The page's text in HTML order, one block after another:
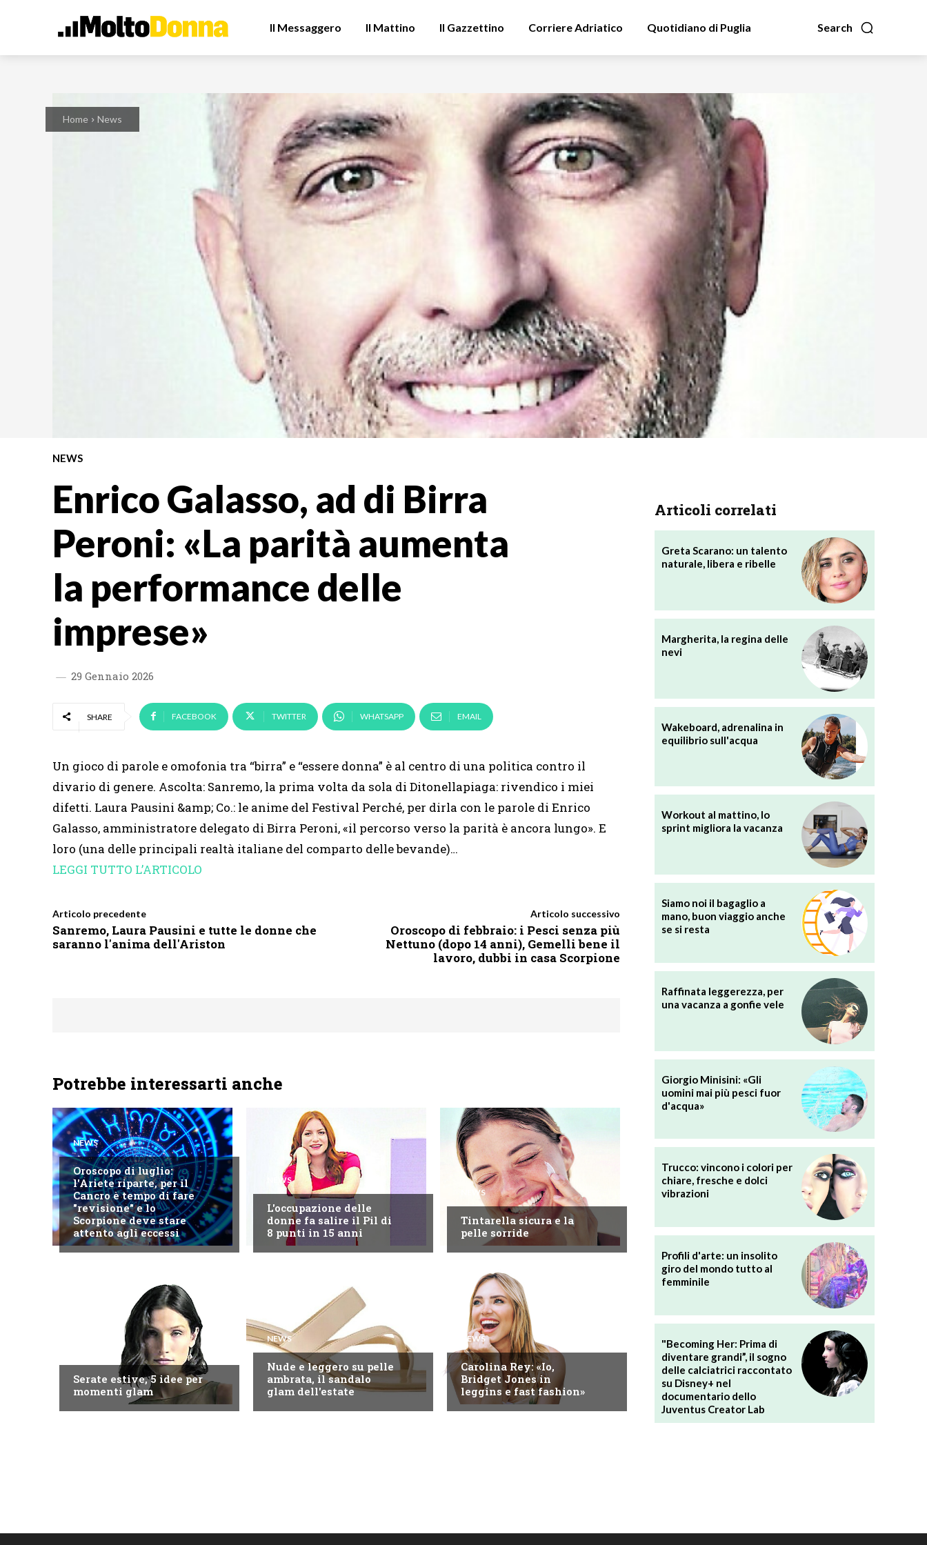
Search
Il Messaggero Il Mattino Il Gazzettino Corriere Adriatico Quotidiano di Puglia
Home News
NEWS
Enrico Galasso, ad di Birra
Peroni: «La parità aumenta
la performance delle
imprese»
29 Gennaio 2026
SHARE FACEBOOK TWITTER WHATSAPP EMAIL
Un gioco di parole e omofonia tra “birra” e “essere donna” è al centro di una politica contro il
divario di genere. Ascolta: Sanremo, la prima volta da sola di Ditonellapiaga: rivendico i miei
difetti. Laura Pausini &amp; Co.: le anime del Festival Perché, per dirla con le parole di Enrico
Galasso, amministratore delegato di Birra Peroni, «il percorso verso la parità è ancora lungo». E
loro (una delle principali realtà italiane del comparto delle bevande)…
LEGGI TUTTO L’ARTICOLO
Articolo precedente
Sanremo, Laura Pausini e tutte le donne che
saranno l'anima dell'Ariston
Articolo successivo
Oroscopo di febbraio: i Pesci senza più
Nettuno (dopo 14 anni), Gemelli bene il
lavoro, dubbi in casa Scorpione
Potrebbe interessarti anche
NEWS
Oroscopo di luglio:
l'Ariete riparte, per il
Cancro è tempo di fare
"revisione" e lo
Scorpione deve stare
attento agli eccessi
NEWS
L'occupazione delle
donne fa salire il Pil di
8 punti in 15 anni
NEWS
Tintarella sicura e la
pelle sorride
Serate estive, 5 idee per
momenti glam
NEWS
Nude e leggero su pelle
ambrata, il sandalo
glam dell'estate
NEWS
Carolina Rey: «Io,
Bridget Jones in
leggins e fast fashion»
Articoli correlati
Greta Scarano: un talento
naturale, libera e ribelle
Margherita, la regina delle
nevi
Wakeboard, adrenalina in
equilibrio sull'acqua
Workout al mattino, lo
sprint migliora la vacanza
Siamo noi il bagaglio a
mano, buon viaggio anche
se si resta
Raffinata leggerezza, per
una vacanza a gonfie vele
Giorgio Minisini: «Gli
uomini mai più pesci fuor
d'acqua»
Trucco: vincono i colori per
chiare, fresche e dolci
vibrazioni
Profili d'arte: un insolito
giro del mondo tutto al
femminile
"Becoming Her: Prima di
diventare grandi”, il sogno
delle calciatrici raccontato
su Disney+ nel
documentario dello
Juventus Creator Lab